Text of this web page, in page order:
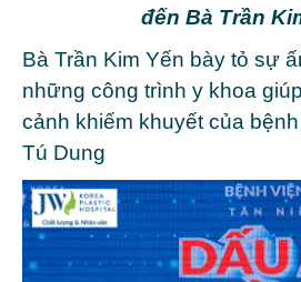
đến Bà Trần
Bà Trần Kim Yến bày tỏ sự
những công trình y khoa
cảnh khiếm khuyết của
Tú Dung